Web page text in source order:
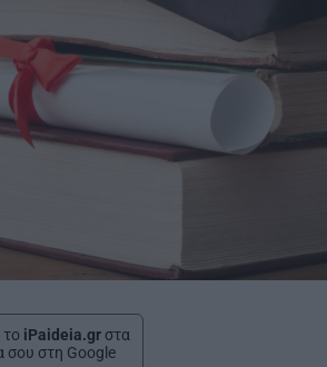
iPaideia.gr στα
σου στη Google